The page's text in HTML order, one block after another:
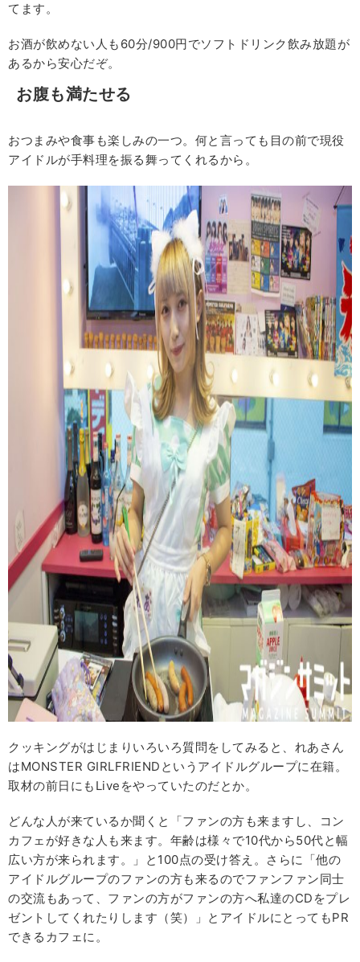
てます。
お酒が飲めない人も60分/900円でソフトドリンク飲み放題が
あるから安心だぞ。
お腹も満たせる
おつまみや食事も楽しみの一つ。何と言っても目の前で現役
アイドルが手料理を振る舞ってくれるから。
クッキングがはじまりいろいろ質問をしてみると、れあさん
はMONSTER GIRLFRIENDというアイドルグループに在籍。
取材の前日にもLiveをやっていたのだとか。
どんな人が来ているか聞くと「ファンの方も来ますし、コン
カフェが好きな人も来ます。年齢は様々で10代から50代と幅
広い方が来られます。」と100点の受け答え。さらに「他の
アイドルグループのファンの方も来るのでファンファン同士
の交流もあって、ファンの方がファンの方へ私達のCDをプレ
ゼントしてくれたりします（笑）」とアイドルにとってもPR
できるカフェに。